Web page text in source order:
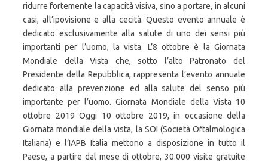
ridurre fortemente la capacità visiva, sino a portare, in alcuni
casi, all’ipovisione e alla cecità. Questo evento annuale è
dedicato esclusivamente alla salute di uno dei sensi più
importanti per l’uomo, la vista. L’8 ottobre è la Giornata
Mondiale della Vista che, sotto l’alto Patronato del
Presidente della Repubblica, rappresenta l’evento annuale
dedicato alla prevenzione ed alla salute del senso più
importante per l’uomo. Giornata Mondiale della Vista 10
ottobre 2019 Oggi 10 ottobre 2019, in occasione della
Giornata mondiale della vista, la SOI (Società Oftalmologica
Italiana) e l’IAPB Italia mettono a disposizione in tutto il
Paese, a partire dal mese di ottobre, 30.000 visite gratuite